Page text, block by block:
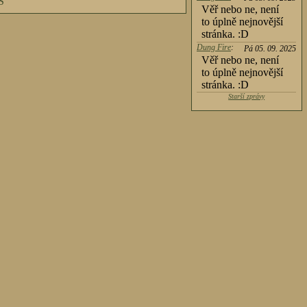
Věř nebo ne, není
to úplně nejnovější
stránka. :D
Pá 05. 09. 2025
Dung Fire:
Věř nebo ne, není
to úplně nejnovější
stránka. :D
Starší zprávy